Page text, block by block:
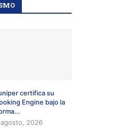
certifica su
Engine bajo la
2026